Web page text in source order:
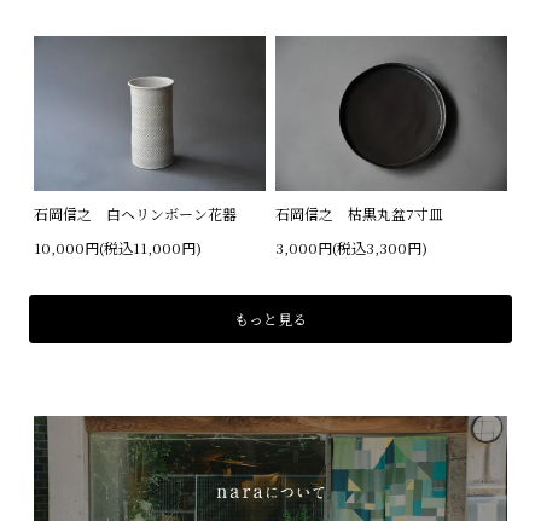
石岡信之 白ヘリンボーン花器
10,000円(税込11,000円)
石岡信之 枯黒丸盆7寸皿
3,000円(税込3,300円)
もっと見る